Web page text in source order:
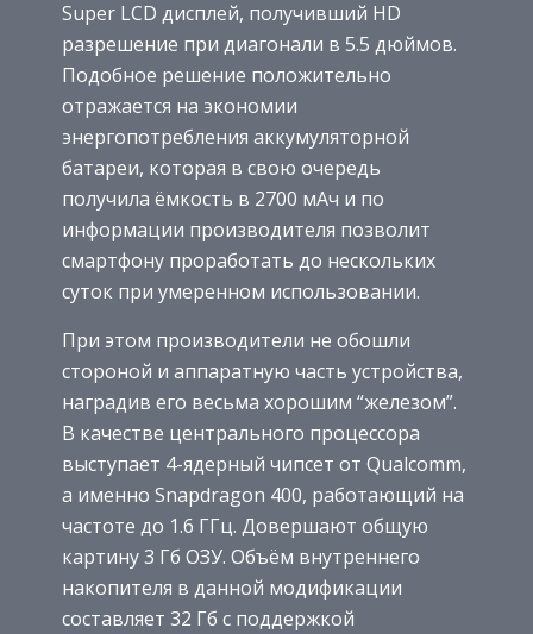
Super LCD дисплей, получивший HD
разрешение при диагонали в 5.5 дюймов.
Подобное решение положительно
отражается на экономии
энергопотребления аккумуляторной
батареи, которая в свою очередь
получила ёмкость в 2700 мАч и по
информации производителя позволит
смартфону проработать до нескольких
суток при умеренном использовании.
При этом производители не обошли
стороной и аппаратную часть устройства,
наградив его весьма хорошим “железом”.
В качестве центрального процессора
выступает 4-ядерный чипсет от Qualcomm,
а именно Snapdragon 400, работающий на
частоте до 1.6 ГГц. Довершают общую
картину 3 Гб ОЗУ. Объём внутреннего
накопителя в данной модификации
составляет 32 Гб с поддержкой